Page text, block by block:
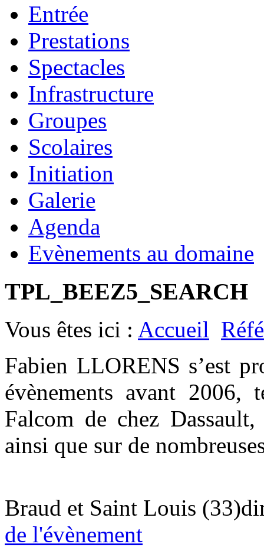
Entrée
Prestations
Spectacles
Infrastructure
Groupes
Scolaires
Initiation
Galerie
Agenda
Evènements au domaine
TPL_BEEZ5_SEARCH
Vous êtes ici : Accueil
Fabien LLORENS s’est
évènements avant
Falcom de chez
ainsi que sur de
Braud et Saint Louis (33)
de l'évènement